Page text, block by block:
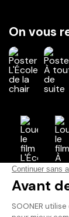
On vous
Vos avis